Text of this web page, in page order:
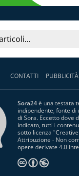
CONTATTI PUBBLICITÀ
Sora24è una testata
indipendente, fonte di
di Sora. Eccetto dove
indicato, tutti i
sotto licenza "
Attribuzione - Non
opere derivate 4.0